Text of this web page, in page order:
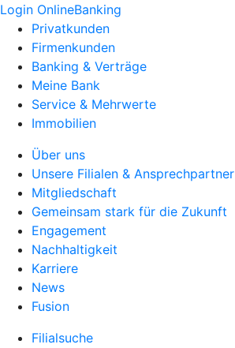
Login OnlineBanking
Privatkunden
Firmenkunden
Banking & Verträge
Meine Bank
Service & Mehrwerte
Immobilien
Über uns
Unsere Filialen & Ansprechpartner
Mitgliedschaft
Gemeinsam stark für die Zukunft
Engagement
Nachhaltigkeit
Karriere
News
Fusion
Filialsuche